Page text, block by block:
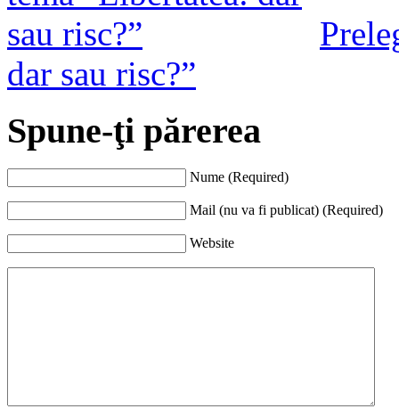
dar sau risc?”
Spune-ţi părerea
Nume (Required)
Mail (nu va fi publicat) (Required)
Website